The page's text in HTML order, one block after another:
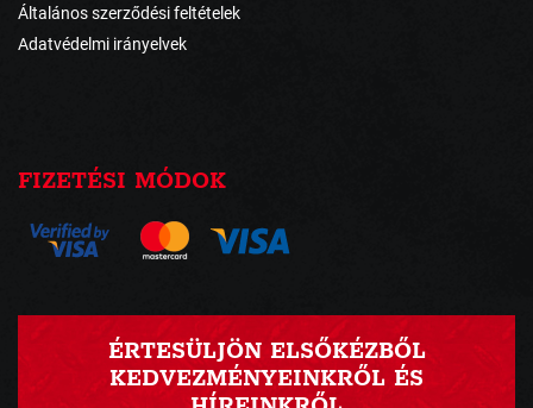
Általános szerződési feltételek
Adatvédelmi irányelvek
FIZETÉSI MÓDOK
ÉRTESÜLJÖN ELSŐKÉZBŐL
KEDVEZMÉNYEINKRŐL ÉS